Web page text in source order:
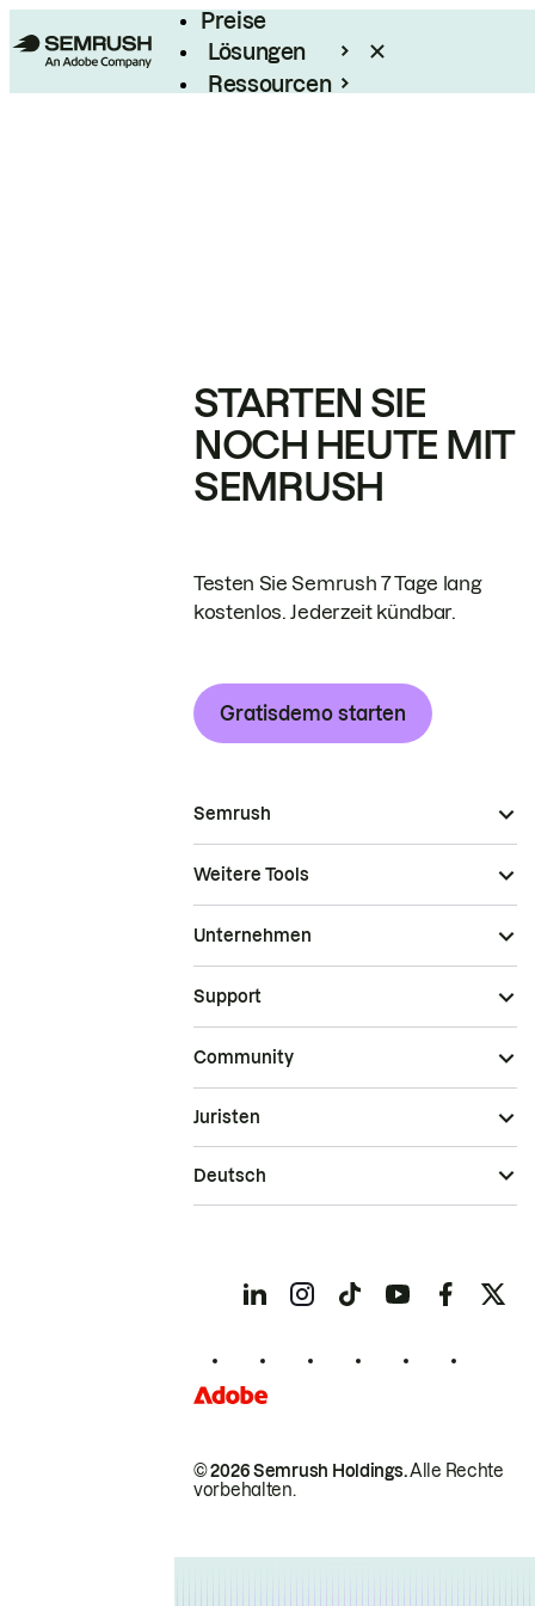
Preise
Lösungen
Ressourcen
STARTEN SIE
NOCH HEUTE MIT
SEMRUSH
Testen Sie Semrush 7 Tage lang
kostenlos. Jederzeit kündbar.
Gratisdemo starten
Semrush
Weitere Tools
Unternehmen
Support
Community
© 2026 Semrush Holdings.Alle Rechte
vorbehalten.
Juristen
Deutsch